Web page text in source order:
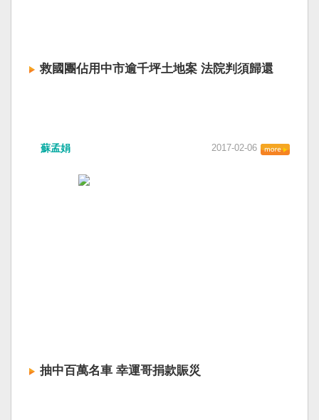
救國團佔用中市逾千坪土地案 法院判須歸還
蘇孟娟 2017-02-06
抽中百萬名車 幸運哥捐款賑災